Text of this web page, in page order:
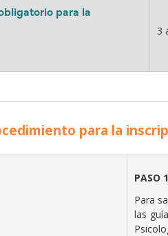
para la
3
para la
PASO
Para
las